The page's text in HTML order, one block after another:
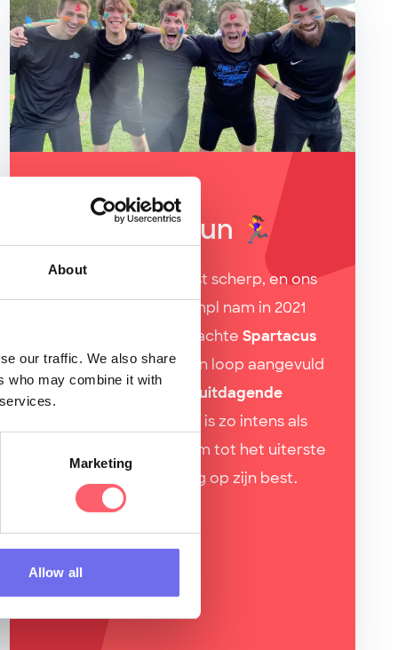
About
our traffic. We also share
who may combine it with
Marketing
Allow all
Spartacus Run 🏃‍♀️
ACTIVITEIT
We houden onze geest scherp, en ons
lichaam ook! Team sympl nam in 2021
deel aan de langverwachte Spartacus
runin Antwerpen - een loop aangevuld
met obstakels en een
uitdagende
(Ja. Het is zo intens als
het klinkt!). Ons lichaam tot het uiterste
drijven, is teambuilding op zijn best.